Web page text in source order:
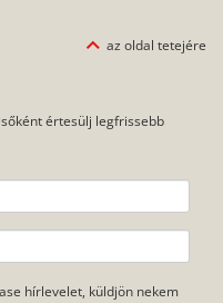
az oldal tetejére
értesülj legfrissebb
hírlevelet, küldjön nekem